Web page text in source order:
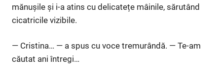
mănușile și i-a atins cu delicatețe mâinile, sărutând
cicatricile vizibile.
— Cristina… — a spus cu voce tremurândă. — Te-am
căutat ani întregi…